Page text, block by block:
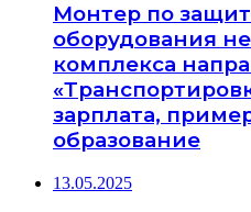
Монтер по
оборудования
комплекса
зарплата,
образование
13.05.2025